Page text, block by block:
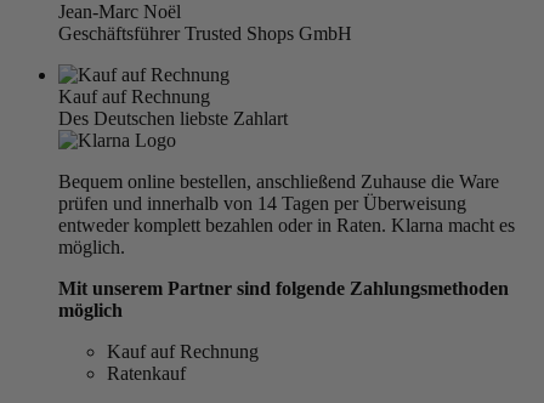
Jean-Marc Noël
Geschäftsführer Trusted Shops GmbH
Kauf auf Rechnung
Des Deutschen liebste Zahlart
Bequem online bestellen, anschließend Zuhause die Ware
prüfen und innerhalb von 14 Tagen per Überweisung
entweder komplett bezahlen oder in Raten. Klarna macht es
möglich.
Mit unserem Partner sind folgende Zahlungsmethoden
möglich
Kauf auf Rechnung
Ratenkauf